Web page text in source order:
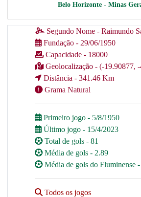
Belo Horizonte - Minas
Segundo Nome - Raimundo
Fundação - 29/06/1950
Capacidade - 18000
Geolocalização - (-19.90877,
Distância - 341.46 Km
Grama Natural
Primeiro jogo - 5/8/1950
Último jogo - 15/4/2023
Total de gols - 81
Média de gols - 2.89
Média de gols do Fluminense
Todos os jogos